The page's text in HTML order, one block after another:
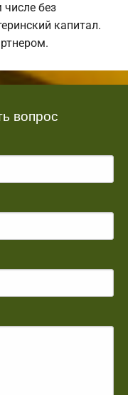
числе без
капитал.
вопрос